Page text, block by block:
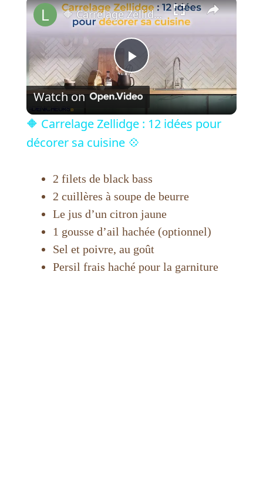
P
a
y
V
i
🔶 Carrelage Zellidge : 12 idées pour décorer sa cuisine 💠
Watch on
🔶 Carrelage Zellidge : 12 idées pour
décorer sa cuisine 💠
2 filets de black bass
2 cuillères à soupe de beurre
Le jus d’un citron jaune
1 gousse d’ail hachée (optionnel)
Sel et poivre, au goût
Persil frais haché pour la garniture